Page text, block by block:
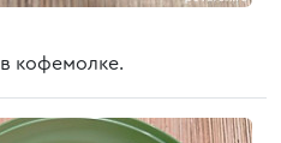
кофемолке.